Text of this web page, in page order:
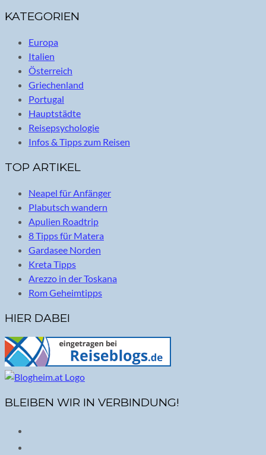
KATEGORIEN
Europa
Italien
Österreich
Griechenland
Portugal
Hauptstädte
Reisepsychologie
Infos & Tipps zum Reisen
TOP ARTIKEL
Neapel für Anfänger
Plabutsch wandern
Apulien Roadtrip
8 Tipps für Matera
Gardasee Norden
Kreta Tipps
Arezzo in der Toskana
Rom Geheimtipps
HIER DABEI
BLEIBEN WIR IN VERBINDUNG!